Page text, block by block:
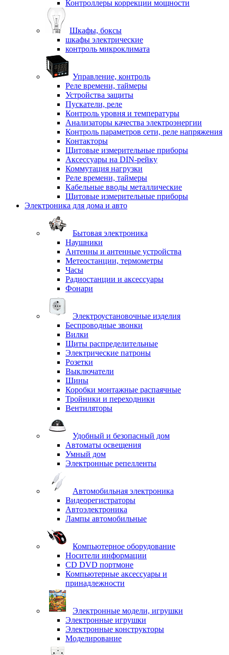
Контроллеры коррекции мощности
Шкафы, боксы
шкафы электрические
контроль микроклимата
Управление, контроль
Реле времени, таймеры
Устройства защиты
Пускатели, реле
Контроль уровня и температуры
Анализаторы качества электроэнергии
Контроль параметров сети, реле напряжения
Контакторы
Щитовые измерительные приборы
Аксессуары на DIN-рейку
Коммутация нагрузки
Реле времени, таймеры
Кабельные вводы металлические
Щитовые измерительные приборы
Электроника для дома и авто
Бытовая электроника
Наушники
Антенны и антенные устройства
Метеостанции, термометры
Часы
Радиостанции и аксессуары
Фонари
Электроустановочные изделия
Беспроводные звонки
Вилки
Щиты распределительные
Электрические патроны
Розетки
Выключатели
Шины
Коробки монтажные распаячные
Тройники и переходники
Вентиляторы
Удобный и безопасный дом
Автоматы освещения
Умный дом
Электронные репелленты
Автомобильная электроника
Видеорегистраторы
Автоэлектроника
Лампы автомобильные
Компьютерное оборудование
Носители информации
CD DVD портмоне
Компьютерные аксессуары и
принадлежности
Электронные модели, игрушки
Электронные игрушки
Электронные конструкторы
Моделирование